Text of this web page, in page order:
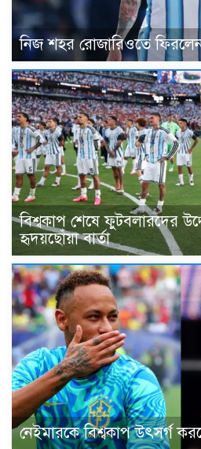
নিজ শহর রোজারিওতে
বিশ্বকাপ শেষে ফুটবলারদের
হৃদয়ছোঁয়া বার্তা
নেইমারকে বিশ্বকাপ উৎসর্গ